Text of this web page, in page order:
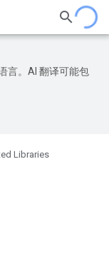
言。AI 翻译可能包
Libraries